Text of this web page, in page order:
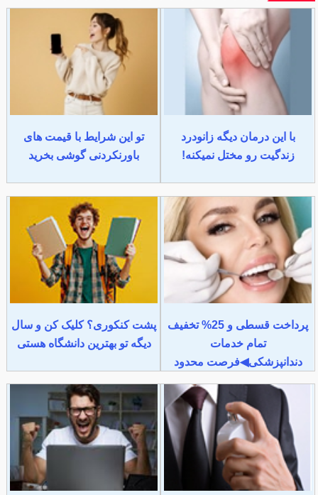
با این درمان دیگه زانودرد
زندگیت رو مختل نمیکنه!
تو این شرایط با قیمت های
باورنکردنی گوشی بخرید
پرداخت قسطی و 25% تخفیف
تمام خدمات
دندانپزشکی◀فرصت محدود
پشت کنکوری؟ کلیک کن و سال
دیگه تو بهترین دانشگاه هستی